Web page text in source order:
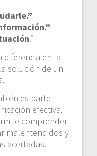
.”
diferencia en la
solución de un
es parte
efectiva.
comprender
malentendidos y
acertadas.